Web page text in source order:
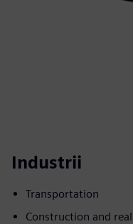
Industrii
Transportation
Construction and